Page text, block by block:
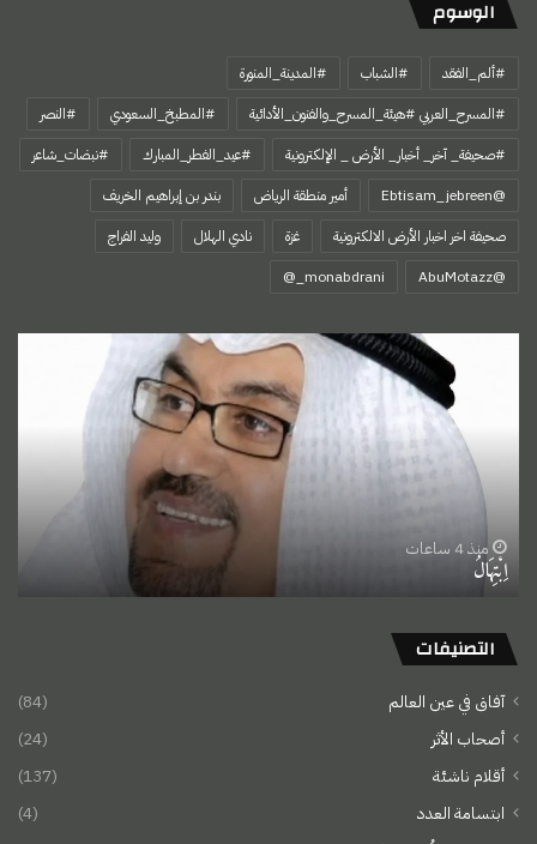
الوسوم
#ألم_الفقد #الشباب
#المدينة_المنورة
#المسرح_العربي #هيئة_المسرح_والفنون_الأدائية
#المطبخ_السعودي
#النصر
#صحيفة_ آخر_ أخبار_ الأرض _ الإلكترونية
#عيد_الفطر_المبارك
#نبضات_شاعر
@Ebtisam_jebreen
أمير منطقة الرياض
بندر بن إبراهيم الخريف
صحيفة اخر اخبار الأرض الالكترونية
غزة نادي الهلال
وليد الفراج
‏@AbuMotazz
منذ 4 ساعات
اِبْتِهَالُ
التصنيفات
آفاق في عين العالم
(84)
أصحاب الأثر
(24)
أقلام ناشئة
(137)
ابتسامة العدد
(4)